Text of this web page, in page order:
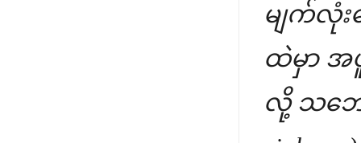
မျက်လုံး
ထဲမှာ အ
လို့ သဘေ